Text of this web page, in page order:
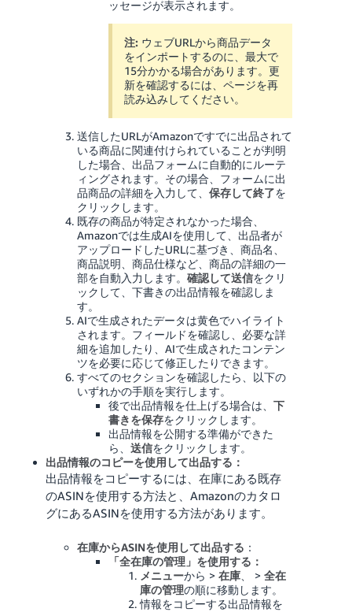
ッセージが表示されます。
注: ウェブURLから商品データ
をインポートするのに、最大で
15分かかる場合があります。更
新を確認するには、ページを再
読み込みしてください。
送信したURLがAmazonですでに出品されて
いる商品に関連付けられていることが判明
した場合、出品フォームに自動的にルーテ
ィングされます。その場合、フォームに出
品商品の詳細を入力して、 保存して終了を
クリックします。
既存の商品が特定されなかった場合、
Amazonでは生成AIを使用して、出品者が
アップロードしたURLに基づき、商品名、
商品説明、商品仕様など、商品の詳細の一
部を自動入力します。 確認して送信をクリ
ックして、下書きの出品情報を確認しま
す。
AIで生成されたデータは黄色でハイライト
されます。フィールドを確認し、必要な詳
細を追加したり、AIで生成されたコンテン
ツを必要に応じて修正したりできます。
すべてのセクションを確認したら、以下の
いずれかの手順を実行します。
後で出品情報を仕上げる場合は、 下
書きを保存をクリックします。
出品情報を公開する準備ができた
ら、 送信をクリックします。
出品情報のコピーを使用して出品する：
出品情報をコピーするには、在庫にある既存
のASINを使用する方法と、Amazonのカタロ
グにあるASINを使用する方法があります。
在庫からASINを使用して出品する ：
「全在庫の管理」を使用する：
メニューから > 在庫、 > 全在
庫の管理の順に移動します。
情報をコピーする出品情報を